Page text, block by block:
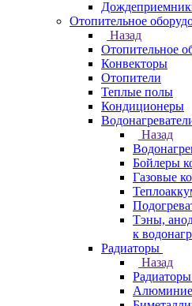
Отопительное
Назад
Отопительное
Конвекторы
Отопители
Теплые полы
Кондиционеры
Назад
Бойлеры
Газовые
Тэны,
к
Радиаторы
Назад
Радиаторы